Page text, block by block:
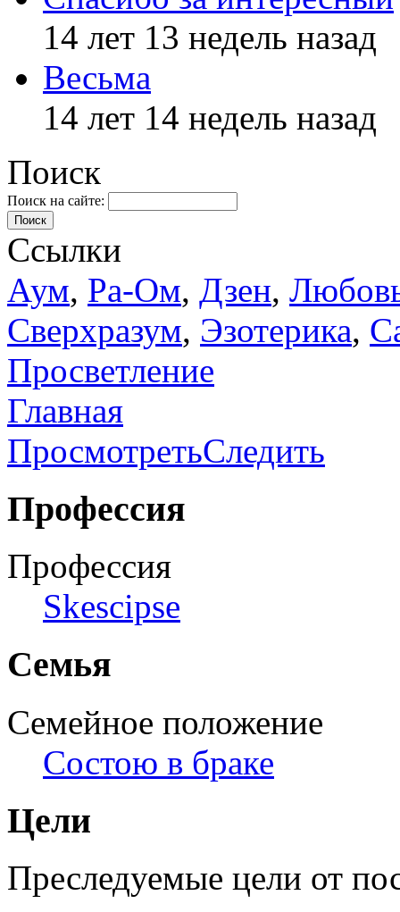
14 лет 13 недель назад
Весьма
14 лет 14 недель назад
Поиск
Поиск на сайте:
Поиск
Ссылки
Аум, Ра-Ом, Дзен,
Сверхразум, Эзотерика,
Просветление
Главная
ПросмотретьСледить
Профессия
Профессия
Skescipse
Семья
Семейное положение
Состою в браке
Цели
Преследуемые цели от